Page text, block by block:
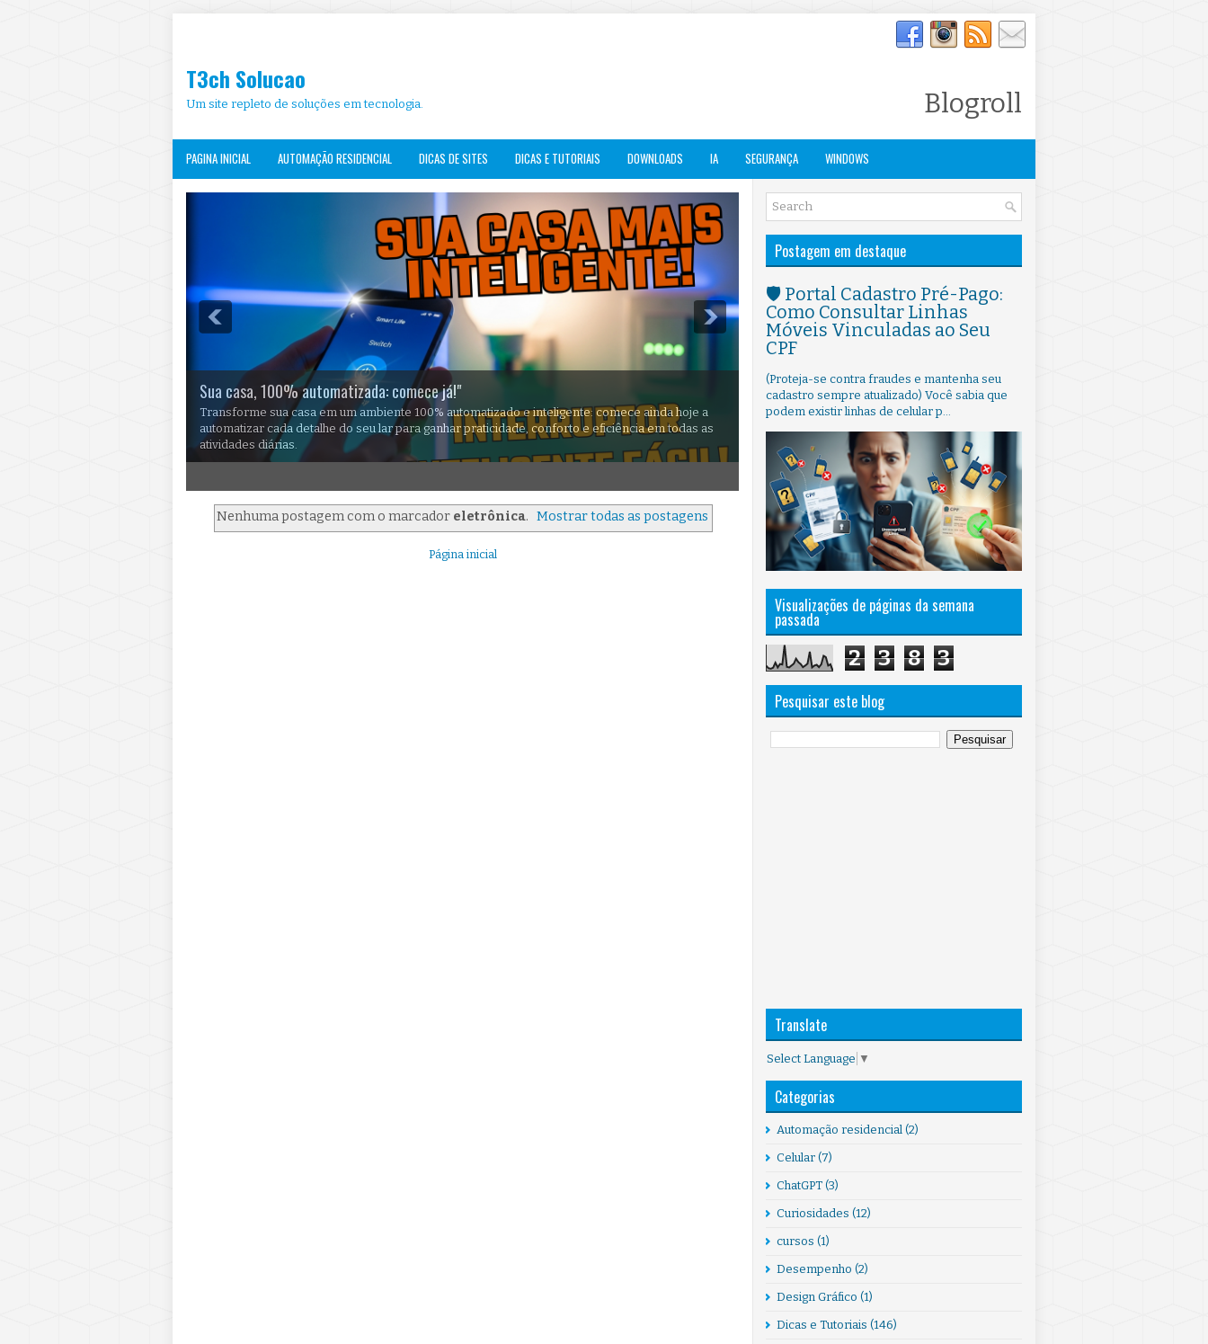
T3ch Solucao
Um site repleto de soluções em tecnologia. Blogroll
PAGINA INICIAL AUTOMAÇÃO RESIDENCIAL DICAS DE SITES DICAS E TUTORIAIS DOWNLOADS IA SEGURANÇA WINDOWS
Sua casa, 100% automatizada: comece já!"
Transforme sua casa em um ambiente 100% automatizado e inteligente: comece ainda hoje a
automatizar cada detalhe do seu lar para ganhar praticidade, conforto e eficiência em todas as
atividades diárias.
Nenhuma postagem com o marcador eletrônica. Mostrar todas as postagens
Página inicial
Postagem em destaque
🛡️ Portal Cadastro Pré-Pago:
Como Consultar Linhas
Móveis Vinculadas ao Seu
CPF
(Proteja-se contra fraudes e mantenha seu
cadastro sempre atualizado) Você sabia que
podem existir linhas de celular p...
Visualizações de páginas da semana
passada
2 3 8 3
Pesquisar este blog
Translate
Select Language ▼
Categorias
Automação residencial (2)
Celular (7)
ChatGPT (3)
Curiosidades (12)
cursos (1)
Desempenho (2)
Design Gráfico (1)
Dicas e Tutoriais (146)